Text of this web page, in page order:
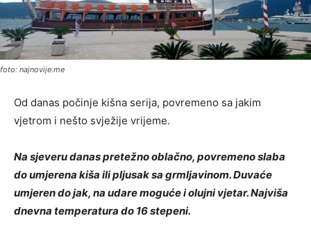
foto: najnovije.me
Od danas počinje kišna serija, povremeno sa jakim
vjetrom i nešto svježije vrijeme.
Na sjeveru danas pretežno oblačno, povremeno slaba
do umjerena kiša ili pljusak sa grmljavinom. Duvaće
umjeren do jak, na udare moguće i olujni vjetar. Najviša
dnevna temperatura do 16 stepeni.